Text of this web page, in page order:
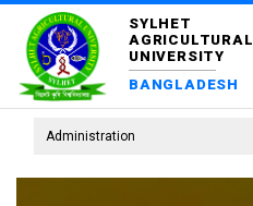
SYLHET
AGRICULTURAL
UNIVERSITY
BANGLADESH
Administration